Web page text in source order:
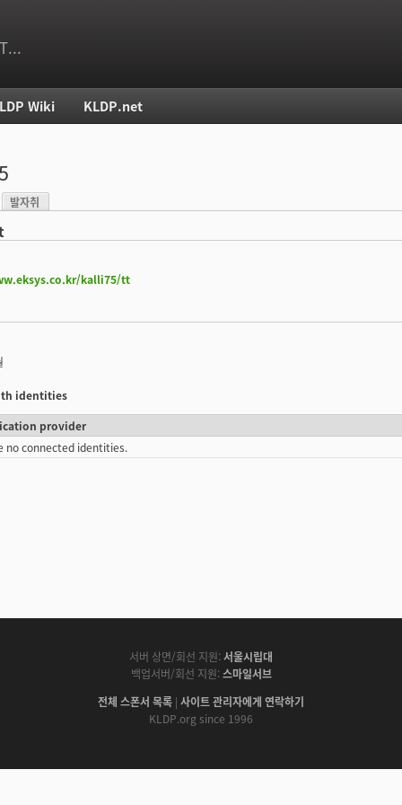
발자취
kalli75/tt
identities
provider
no connected identities.
Wiki KLDP.net
서버 상면/회선 지원: 서울시립대
백업서버/회선 지원: 스마일서브
전체 스폰서 목록 | 사이트 관리자에게 연락하기
KLDP.org since 1996